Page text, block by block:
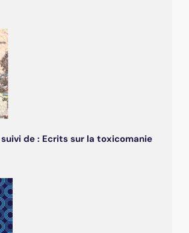
suivi de : Ecrits sur la toxicomanie